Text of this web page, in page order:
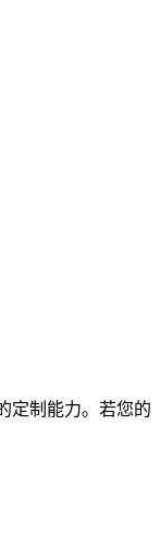
定制能力。若您的